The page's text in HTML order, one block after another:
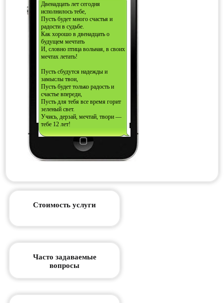
Двенадцать лет сегодня
исполнилось тебе,
Пусть будет много счастья и
радости в судьбе.
Как хорошо в двенадцать о
будущем мечтать
И, словно птица вольная, в своих
мечтах летать!
Пусть сбудутся надежды и
замыслы твои,
Пусть будет только радость и
счастье впереди,
Пусть для тебя все время горит
зеленый свет.
Учись, дерзай, мечтай, твори —
тебе 12 лет!
Стоимость услуги
Часто задаваемые
вопросы